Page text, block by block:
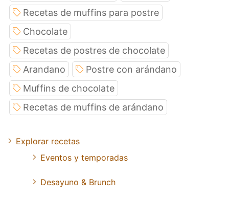
Recetas de muffins para postre
Chocolate
Recetas de postres de chocolate
Arandano
Postre con arándano
Muffins de chocolate
Recetas de muffins de arándano
Explorar recetas
Eventos y temporadas
Desayuno & Brunch